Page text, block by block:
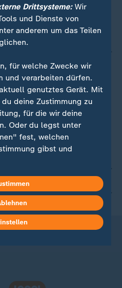
Drittsysteme:Wir
und Dienste von
anderem um das Teilen
für welche Zwecke wir
und verarbeiten dürfen.
genutztes Gerät. Mit
deine Zustimmung zu
für die wir deine
Oder du legst unter
fest, welchen
gibst und
widerrufen oder ändern.
du in unserer